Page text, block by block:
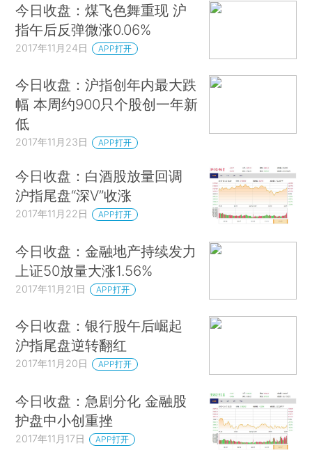
今日收盘：煤飞色舞重现 沪
指午后反弹微涨0.06%
2017年11月24日 APP打开
今日收盘：沪指创年内最大跌
幅 本周约900只个股创一年新
低
2017年11月23日 APP打开
今日收盘：白酒股放量回调
沪指尾盘“深V”收涨
2017年11月22日 APP打开
今日收盘：金融地产持续发力
上证50放量大涨1.56%
2017年11月21日 APP打开
今日收盘：银行股午后崛起
沪指尾盘逆转翻红
2017年11月20日 APP打开
今日收盘：急剧分化 金融股
护盘中小创重挫
2017年11月17日 APP打开